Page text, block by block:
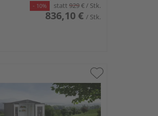
- 10% statt 929€/ Stk.
836,10 € / Stk.